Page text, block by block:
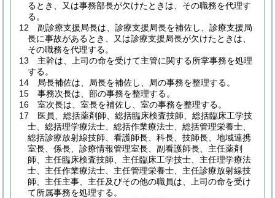
るとき、又は事務部長が欠けたときは、その職務を代理す
る。
12
副診療支援局長は、診療支援局長を補佐し、診療支援局
長に事故があるとき、又は診療支援局長が欠けたときは、
その職務を代理する。
13
主幹は、上司の命を受けて主管に関する所掌事務を処理
する。
14
局長補佐は、局長を補佐し、局の事務を整理する。
15
事務次長は、部の事務を整理する。
16
室次長は、室長を補佐し、室の事務を整理する。
17
医員、総括薬剤師、総括臨床検査技師、総括臨床工学技
士、総括理学療法士、総括作業療法士、総括管理栄養士、
総括診療放射線技師、看護師長、科長、技師長、地域連携
室長、係長、診療情報管理室長、副看護師長、主任薬剤
師、主任臨床検査技師、主任臨床工学技士、主任理学療法
士、主任作業療法士、主任管理栄養士、主任診療放射線技
師、主任主事、主任及びその他の職員は、上司の命を受け
て所属事務を処理する。